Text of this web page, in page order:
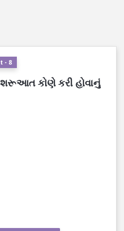
- 8
શરૂઆત કોણે કરી હોવાનું